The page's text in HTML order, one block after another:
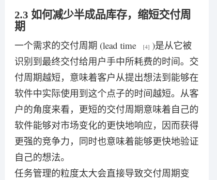
2.3 如何减少半成品库存，缩短交付周
期
一个需求的交付周期 (lead time
[4] )是从它被
识别到最终交付给用户手中所耗费的时间。交
付周期越短，意味着客户从提出想法到能够在
软件中实际使用到这个点子的时间越短。从客
户的角度来看，更短的交付周期意味着自己的
软件能够对市场变化的更快地响应，因而获得
更强的竞争力，同时也意味着能够更快地验证
自己的想法。
任务管理的粒度太大会直接导致交付周期变